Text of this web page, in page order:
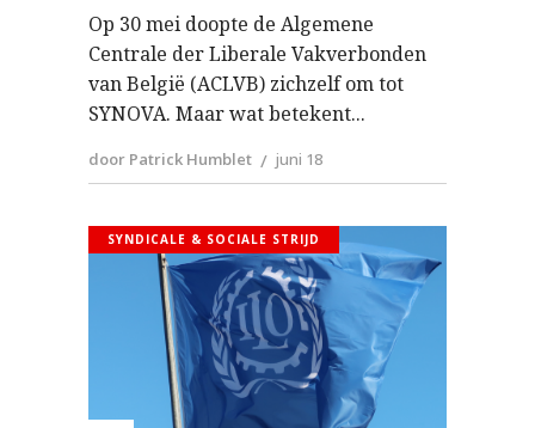
Op 30 mei doopte de Algemene
Centrale der Liberale Vakverbonden
van België (ACLVB) zichzelf om tot
SYNOVA. Maar wat betekent
door Patrick Humblet juni 18
SYNDICALE & SOCIALE STRIJD